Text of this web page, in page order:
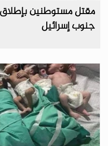
مقتل مستوطنين
جنوب إسرائيل